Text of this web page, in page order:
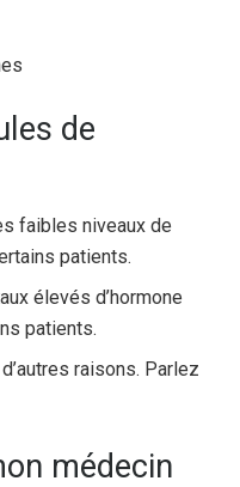
de
faibles niveaux de
patients.
élevés d’hormone
patients.
raisons. Parlez
médecin